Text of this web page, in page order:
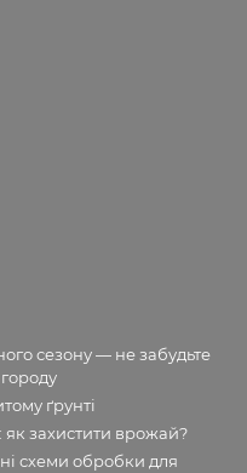
сезону — не забудьте
ґрунті
як захистити врожай?
схеми обробки для